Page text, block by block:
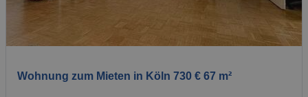
1 / 1
Wohnung zum Mieten in Köln 730 € 67 m²